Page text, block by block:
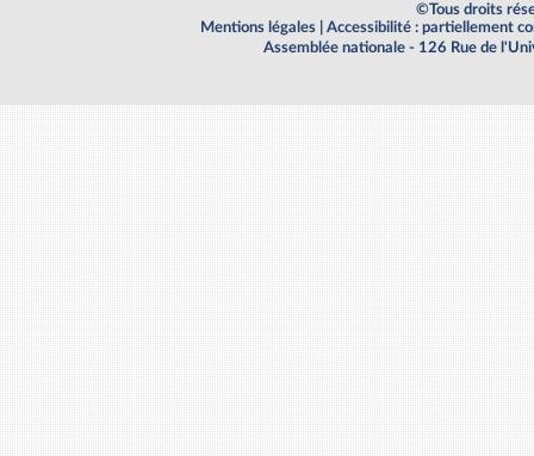
©Tous droits
Mentions légales
Accessibilité : partiellement
Assemblée nationale - 126 Rue de